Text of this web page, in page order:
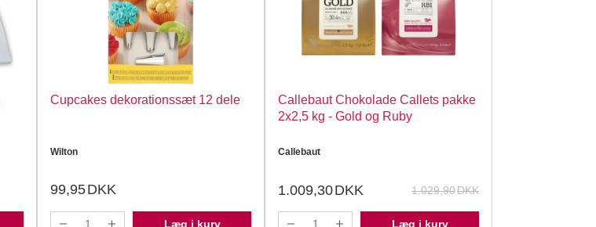
Cupcakes dekorationssæt 12 dele
Wilton
99,95DKK
Læg i kurv
Callebaut Chokolade Callets pakke
2x2,5 kg - Gold og Ruby
Callebaut
1.029,90DKK
1.009,30DKK
Læg i kurv